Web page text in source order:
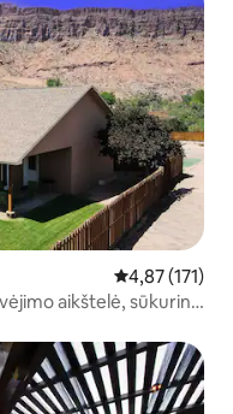
Vidutinis
4,87 (171)
aikštelė, sūkurinė